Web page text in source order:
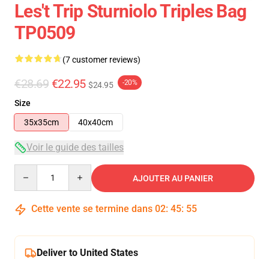
Les't Trip Sturniolo Triples Bag
TP0509
(7 customer reviews)
€28.69 €22.95 $24.95 -20%
Size
35x35cm
40x40cm
Voir le guide des tailles
AJOUTER AU PANIER
Cette vente se termine dans 02: 45: 54
Deliver to United States